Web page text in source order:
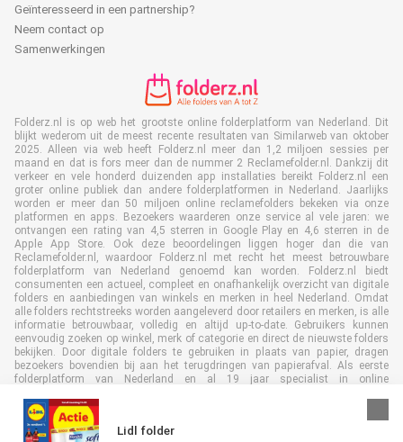
Lidl folder
Geïnteresseerd in een partnership?
Neem contact op
Samenwerkingen
Folderz.nl is op web het grootste online folderplatform van Nederland. Dit
blijkt wederom uit de meest recente resultaten van Similarweb van oktober
2025. Alleen via web heeft Folderz.nl meer dan 1,2 miljoen sessies per
maand en dat is fors meer dan de nummer 2 Reclamefolder.nl. Dankzij dit
verkeer en vele honderd duizenden app installaties bereikt Folderz.nl een
groter online publiek dan andere folderplatformen in Nederland. Jaarlijks
worden er meer dan 50 miljoen online reclamefolders bekeken via onze
platformen en apps. Bezoekers waarderen onze service al vele jaren: we
ontvangen een rating van 4,5 sterren in Google Play en 4,6 sterren in de
Apple App Store. Ook deze beoordelingen liggen hoger dan die van
Reclamefolder.nl, waardoor Folderz.nl met recht het meest betrouwbare
folderplatform van Nederland genoemd kan worden. Folderz.nl biedt
consumenten een actueel, compleet en onafhankelijk overzicht van digitale
folders en aanbiedingen van winkels en merken in heel Nederland. Omdat
alle folders rechtstreeks worden aangeleverd door retailers en merken, is alle
informatie betrouwbaar, volledig en altijd up-to-date. Gebruikers kunnen
eenvoudig zoeken op winkel, merk of categorie en direct de nieuwste folders
bekijken. Door digitale folders te gebruiken in plaats van papier, dragen
bezoekers bovendien bij aan het terugdringen van papierafval. Als eerste
folderplatform van Nederland en al 19 jaar specialist in online
met retailers en merken. Hierdoor zijn we uitgegroeid tot de toonaangevende
speler in de digitale foldermarkt.